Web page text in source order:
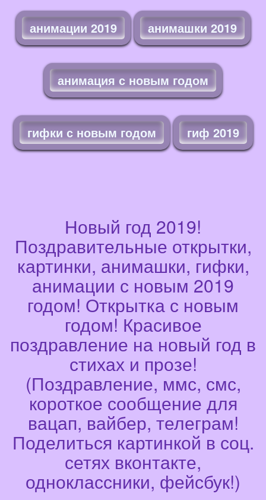
анимации 2019 анимашки 2019
анимация с новым годом
гифки с новым годом гиф 2019
Новый год 2019!
Поздравительные открытки,
картинки, анимашки, гифки,
анимации с новым 2019
годом! Открытка с новым
годом! Красивое
поздравление на новый год в
стихах и прозе!
(Поздравление, ммс, смс,
короткое сообщение для
вацап, вайбер, телеграм!
Поделиться картинкой в соц.
сетях вконтакте,
одноклассники, фейсбук!)